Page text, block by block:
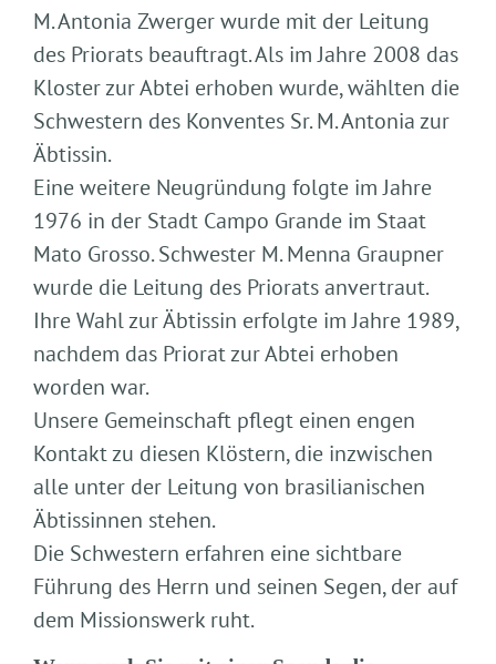
M. Antonia Zwerger wurde mit der Leitung
des Priorats beauftragt. Als im Jahre 2008 das
Kloster zur Abtei erhoben wurde, wählten die
Schwestern des Konventes Sr. M. Antonia zur
Äbtissin.
Eine weitere Neugründung folgte im Jahre
1976 in der Stadt Campo Grande im Staat
Mato Grosso. Schwester M. Menna Graupner
wurde die Leitung des Priorats anvertraut.
Ihre Wahl zur Äbtissin erfolgte im Jahre 1989,
nachdem das Priorat zur Abtei erhoben
worden war.
Unsere Gemeinschaft pflegt einen engen
Kontakt zu diesen Klöstern, die inzwischen
alle unter der Leitung von brasilianischen
Äbtissinnen stehen.
Die Schwestern erfahren eine sichtbare
Führung des Herrn und seinen Segen, der auf
dem Missionswerk ruht.